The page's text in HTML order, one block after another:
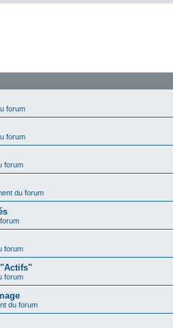
forum
forum
forum
du forum
forum
forum
du forum